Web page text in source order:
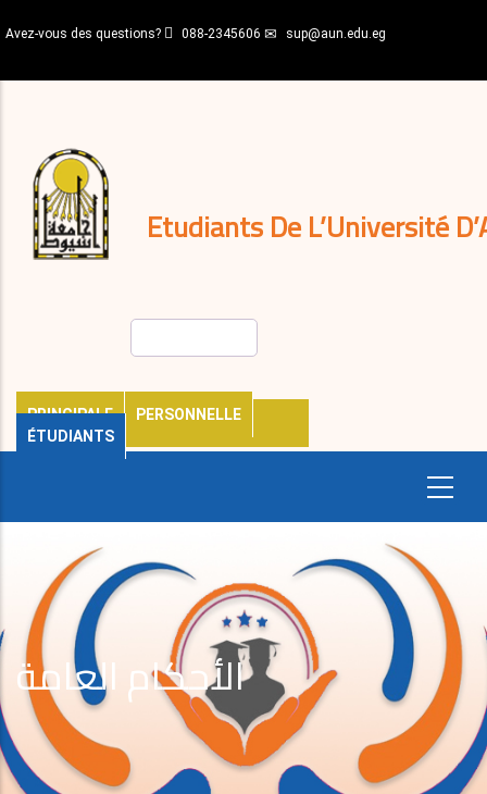
au
principal
Avez-vous des questions? 088-2345606 sup@aun.edu.eg
Etudiants De L’Université
PRINCIPALE
PERSONNELLE
ÉTUDIANTS
décisions
Expatriés
Journal
الأحكام العامة